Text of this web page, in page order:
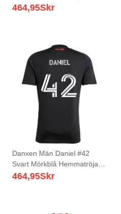
Matchtröjor 2025/26 Tröjor
464,95Skr
Danxen Män Daniel #42
Svart Mörkblå Hemmatröja
Matchtröjor 2025/26 Tröjor
464,95Skr